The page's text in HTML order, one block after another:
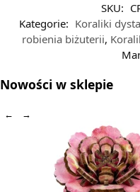
SKU:
Kategorie: Koraliki
robienia biżuterii,
Nowości w sklepie
← →